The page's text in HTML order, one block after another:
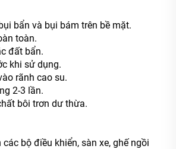
bẩn và bụi bám trên bề mặt.
toàn.
đất bẩn.
khi sử dụng.
rãnh cao su.
2-3 lần.
bôi trơn dư thừa.
bộ điều khiển, sàn xe, ghế ngồi